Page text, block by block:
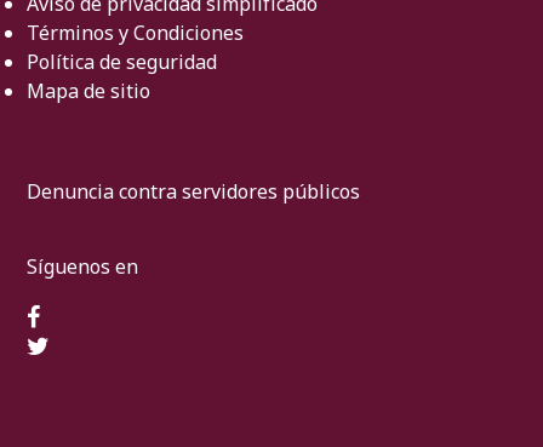
Términos y Condiciones
Política de seguridad
Mapa de sitio
Denuncia contra servidores públicos
Síguenos en